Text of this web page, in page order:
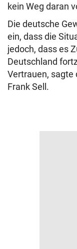
kein Weg daran
Die deutsche
ein, dass die
jedoch, dass es
Deutschland
Vertrauen,
Frank Sell.